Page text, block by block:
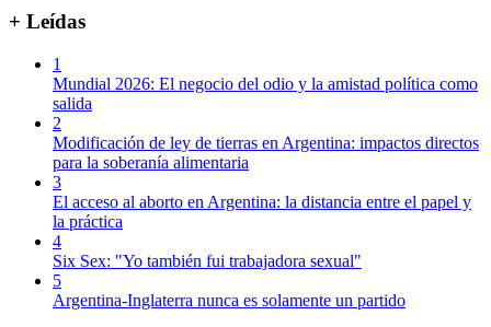
+ Leídas
1
Mundial 2026: El negocio del odio y la amistad política como
salida
2
Modificación de ley de tierras en Argentina: impactos directos
para la soberanía alimentaria
3
El acceso al aborto en Argentina: la distancia entre el papel y
la práctica
4
Six Sex: "Yo también fui trabajadora sexual"
5
Argentina-Inglaterra nunca es solamente un partido